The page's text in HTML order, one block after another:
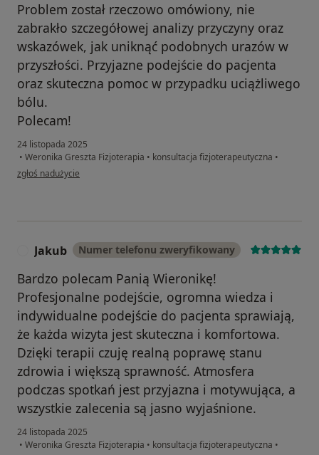
Problem został rzeczowo omówiony, nie
zabrakło szczegółowej analizy przyczyny oraz
wskazówek, jak uniknąć podobnych urazów w
przyszłości. Przyjazne podejście do pacjenta
oraz skuteczna pomoc w przypadku uciążliwego
bólu.
Polecam!
24 listopada 2025
• Weronika Greszta Fizjoterapia • konsultacja fizjoterapeutyczna •
w opinii użytkownika Karol
zgłoś nadużycie
Jakub Numer telefonu zweryfikowany
Bardzo polecam Panią Wieronikę!
Profesjonalne podejście, ogromna wiedza i
indywidualne podejście do pacjenta sprawiają,
że każda wizyta jest skuteczna i komfortowa.
Dzięki terapii czuję realną poprawę stanu
zdrowia i większą sprawność. Atmosfera
podczas spotkań jest przyjazna i motywująca, a
wszystkie zalecenia są jasno wyjaśnione.
24 listopada 2025
• Weronika Greszta Fizjoterapia • konsultacja fizjoterapeutyczna •